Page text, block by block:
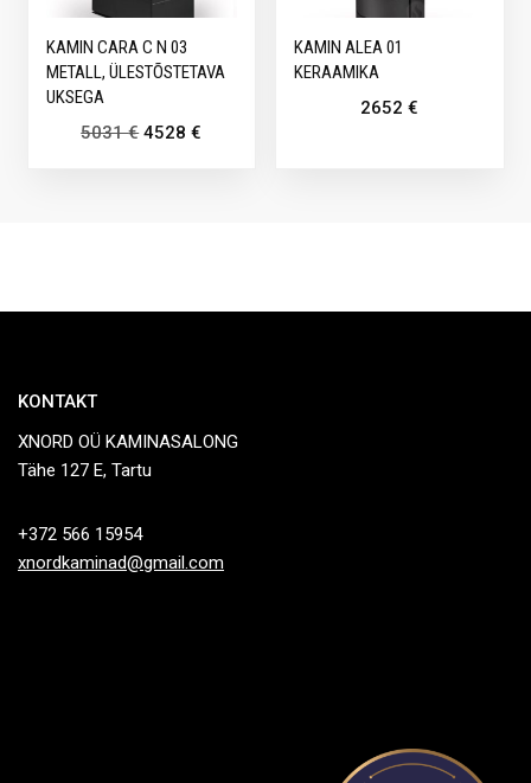
KAMIN CARA C N 03
METALL, ÜLESTÕSTETAVA
UKSEGA
5031€ 4528€
KAMIN ALEA 01
KERAAMIKA
2652€
KONTAKT
XNORD OÜ KAMINASALONG
Tähe 127 E, Tartu
+372 566 15954
xnordkaminad@gmail.com